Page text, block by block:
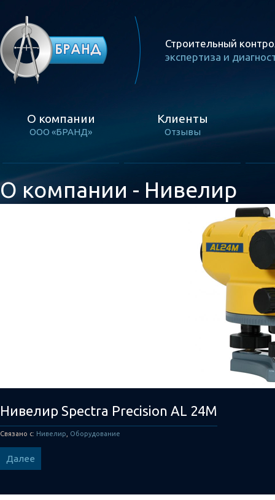
Строительный
экспертиза и
О компании
ООО «БРАНД»
Клиенты
Отзывы
О компании - Нивелир
Нивелир Spectra Precision AL 24M
Связано с: Нивелир Оборудование
Далее